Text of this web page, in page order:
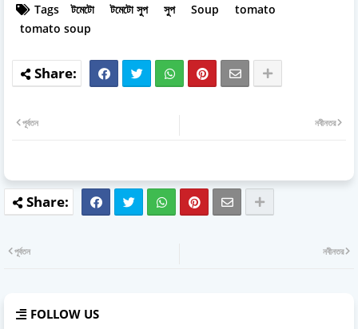
Tags টমেটো টমেটো সুপ সুপ Soup
tomato
tomato soup
নবীনতর
পূর্বতন
নবীনতর
পূর্বতন
FOLLOW US